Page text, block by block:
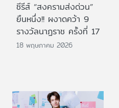
ซีรีส์ “สงครามส่งด่วน”
ยืนหนึ่ง!! ผงาดคว้า 9
รางวัลนาฏราช ครั้งที่ 17
18 พฤษภาคม 2026